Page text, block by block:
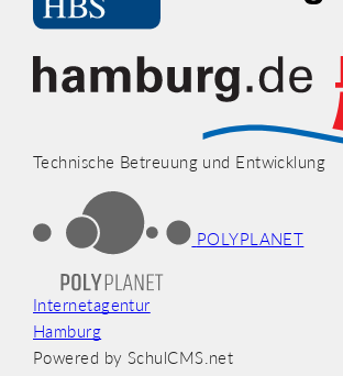
Technische Betreuung und Entwicklung
POLYPLANET
Internetagentur
Hamburg
Powered by SchulCMS.net